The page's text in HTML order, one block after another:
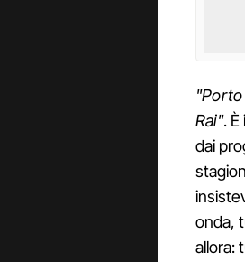
"Porto
Rai". È
dai
onda,
allora: